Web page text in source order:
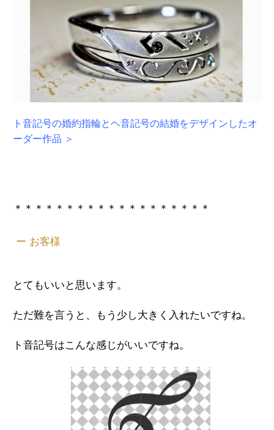
ト音記号の婚約指輪とヘ音記号の結婚をデザインしたオ
ーダー作品 ＞
＊＊＊＊＊＊＊＊＊＊＊＊＊＊＊＊＊＊＊
ー お客様
とてもいいと思います。
ただ難を言うと、もう少し大きく入れたいですね。
ト音記号はこんな感じがいいですね。